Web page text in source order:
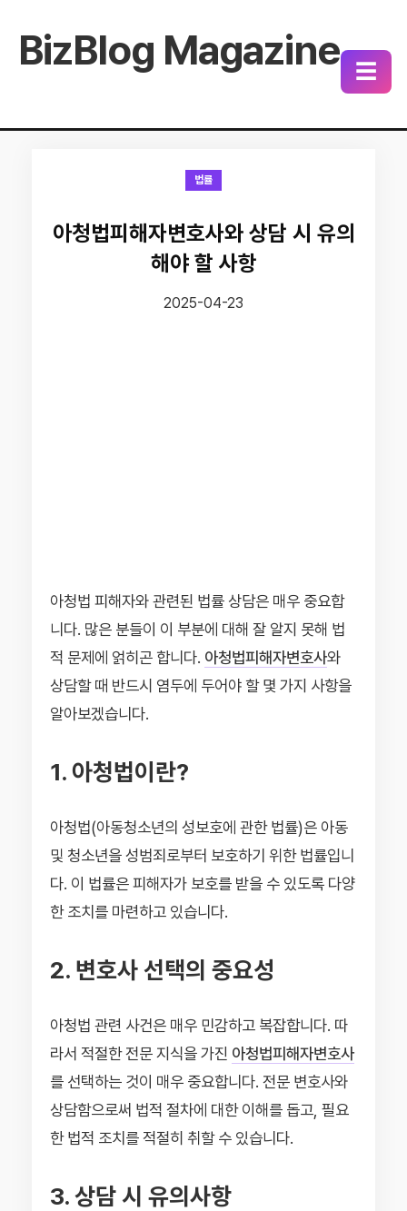
BizBlog Magazine ☰
법률
아청법피해자변호사와 상담 시 유의
해야 할 사항
2025-04-23
아청법 피해자와 관련된 법률 상담은 매우 중요합
니다. 많은 분들이 이 부분에 대해 잘 알지 못해 법
적 문제에 얽히곤 합니다. 아청법피해자변호사와
상담할 때 반드시 염두에 두어야 할 몇 가지 사항을
알아보겠습니다.
1. 아청법이란?
아청법(아동청소년의 성보호에 관한 법률)은 아동
및 청소년을 성범죄로부터 보호하기 위한 법률입니
다. 이 법률은 피해자가 보호를 받을 수 있도록 다양
한 조치를 마련하고 있습니다.
2. 변호사 선택의 중요성
아청법 관련 사건은 매우 민감하고 복잡합니다. 따
라서 적절한 전문 지식을 가진 아청법피해자변호사
를 선택하는 것이 매우 중요합니다. 전문 변호사와
상담함으로써 법적 절차에 대한 이해를 돕고, 필요
한 법적 조치를 적절히 취할 수 있습니다.
3. 상담 시 유의사항